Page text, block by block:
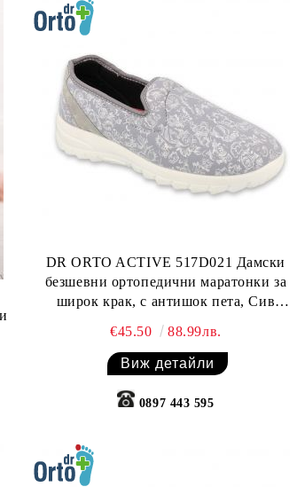
DR ORTO ACTIVE 517D021 Дамски
безшевни ортопедични маратонки за
широк крак, с антишок пета, Сив
€45.50 88.99лв.
Виж детайли
0897 443 595